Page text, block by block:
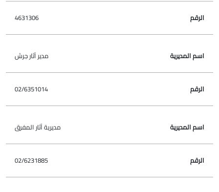
4631306
مدير آثار جرش
02/6351014
مديرية آثار المفرق
02/6231885